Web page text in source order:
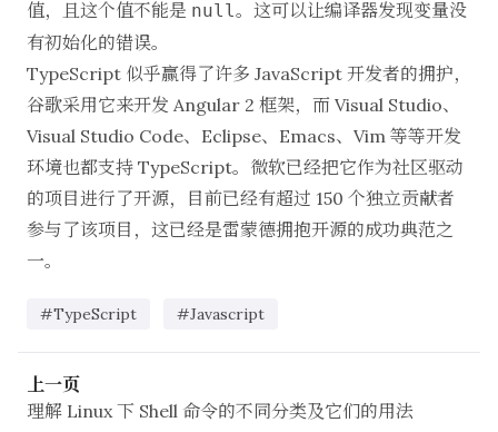
值，且这个值不能是 null。这可以让编译器发现变量没
有初始化的错误。
TypeScript 似乎赢得了许多 JavaScript 开发者的拥护，
谷歌采用它来开发 Angular 2 框架，而 Visual Studio、
Visual Studio Code、Eclipse、Emacs、Vim 等等开发
环境也都支持 TypeScript。微软已经把它作为社区驱动
的项目进行了开源，目前已经有超过 150 个独立贡献者
参与了该项目，这已经是雷蒙德拥抱开源的成功典范之
一。
#TypeScript #Javascript
上一页
理解 Linux 下 Shell 命令的不同分类及它们的用法